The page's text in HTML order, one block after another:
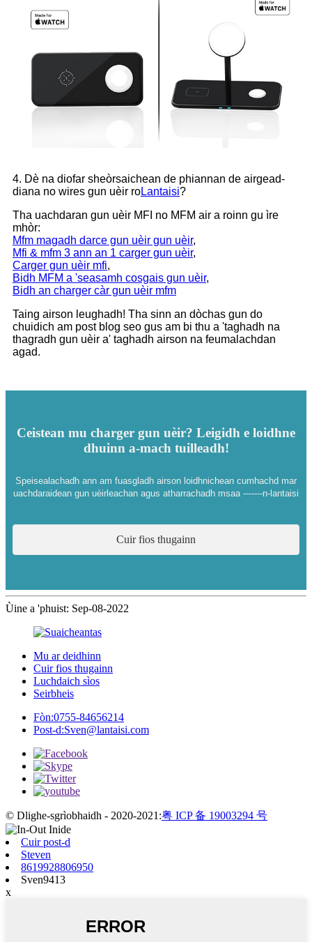
4. Dè na diofar sheòrsaichean de phiannan de airgead-
diana no wires gun uèir roLantaisi?
Tha uachdaran gun uèir MFI no MFM air a roinn gu ìre
mhòr:
Mfm magadh darce gun uèir gun uèir,
Mfi & mfm 3 ann an 1 carger gun uèir,
Carger gun uèir mfi,
Bidh MFM a 'seasamh cosgais gun uèir,
Bidh an charger càr gun uèir mfm
Taing airson leughadh! Tha sinn an dòchas gun do
chuidich am post blog seo gus am bi thu a 'taghadh na
thagradh gun uèir a' taghadh airson na feumalachdan
agad.
Ceistean mu charger gun uèir? Leigidh e loidhne
dhuinn a-mach tuilleadh!
Speisealachadh ann am fuasgladh airson loidhnichean cumhachd mar
uachdaraidean gun uèirleachan agus atharrachadh msaa -------n-lantaisi
Cuir fios thugainn
Ùine a 'phuist: Sep-08-2022
Mu ar deidhinn
Cuir fios thugainn
Luchdaich sìos
Seirbheis
Fòn:0755-84656214
Post-d:Sven@lantaisi.com
© Dlighe-sgrìobhaidh - 2020-2021:粤 ICP 备 19003294 号
Cuir post-d
Steven
8619928806950
Sven9413
x